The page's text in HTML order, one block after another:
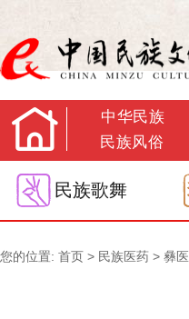
中华民族
民族风俗
民族歌舞
您的位置: 首页 > 民族医药 > 彝医